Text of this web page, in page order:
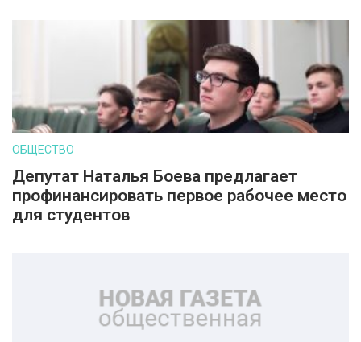
ОБЩЕСТВО
Депутат Наталья Боева предлагает
профинансировать первое рабочее место
для студентов